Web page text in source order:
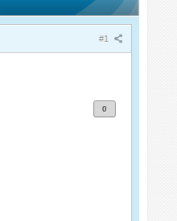
#1
0